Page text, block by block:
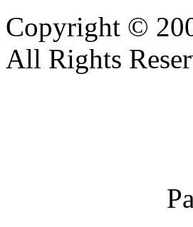
Copyright ©
All Rights